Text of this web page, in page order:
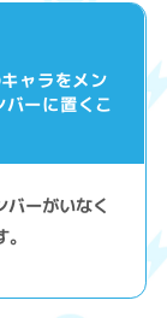
ャラをメン
ーに置くこ
ーがいなく